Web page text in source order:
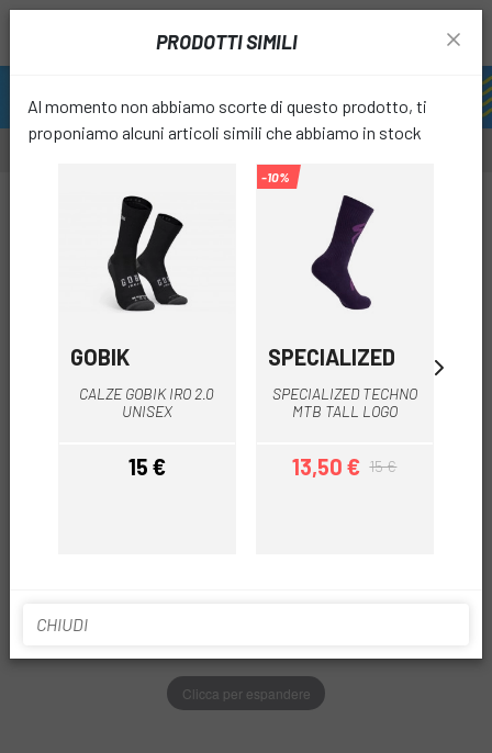
Clicca per espandere
PRODOTTI SIMILI
Al momento non abbiamo scorte di questo prodotto, ti
proponiamo alcuni articoli simili che abbiamo in stock
GOBIK
CALZE GOBIK IRO 2.0
UNISEX
Prezzo
15 €
-10%
SPECIALIZED
SPECIALIZED TECHNO
MTB TALL LOGO
Prezzo
13,50 €Prezzo base
15 €
CHIUDI